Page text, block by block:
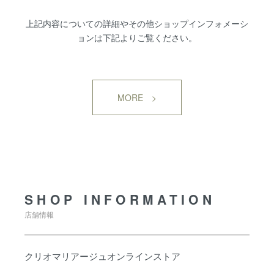
上記内容についての詳細やその他ショップインフォメーシ
ョンは下記よりご覧ください。
MORE >
SHOP INFORMATION
店舗情報
クリオマリアージュオンラインストア